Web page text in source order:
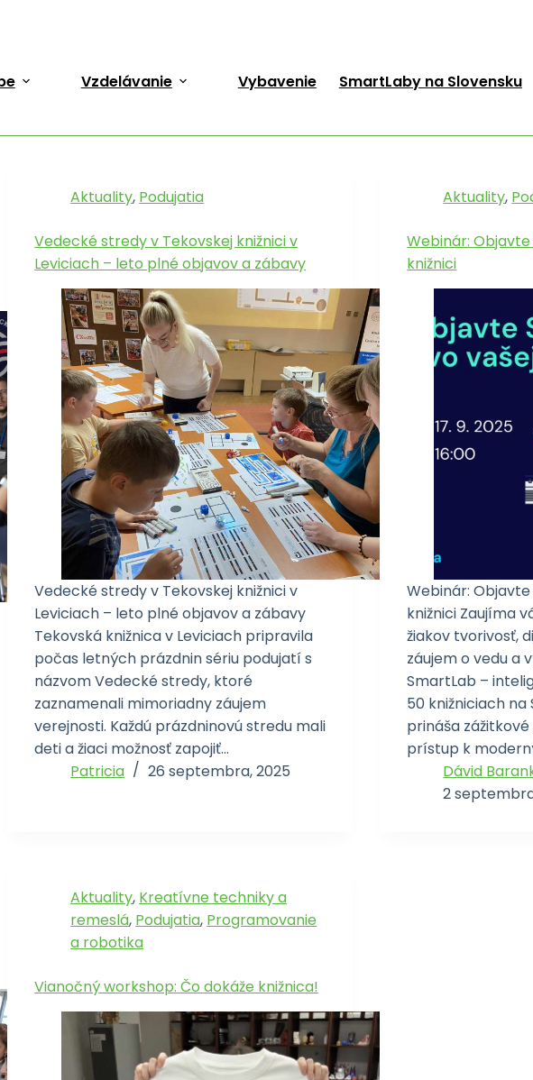
Vzdelávanie Vybavenie SmartLaby na Slovensku
Aktuality, Podujatia
Vedecké stredy v Tekovskej knižnici v
Leviciach – leto plné objavov a zábavy
Vedecké stredy v Tekovskej knižnici v
Leviciach – leto plné objavov a zábavy
Tekovská knižnica v Leviciach pripravila
počas letných prázdnin sériu podujatí s
názvom Vedecké stredy, ktoré
zaznamenali mimoriadny záujem
verejnosti. Každú prázdninovú stredu mali
deti a žiaci možnosť zapojiť…
Patricia
26 septembra, 2025
Aktuality,
Webinár:
knižnici
Webinár:
knižnici Zaujíma
žiakov tvorivosť,
záujem o vedu a
SmartLab –
50 knižniciach na
prináša zážitkové
prístup k
Dávid
2
Aktuality, Kreatívne techniky a
remeslá, Podujatia, Programovanie
a robotika
Vianočný workshop: Čo dokáže knižnica!